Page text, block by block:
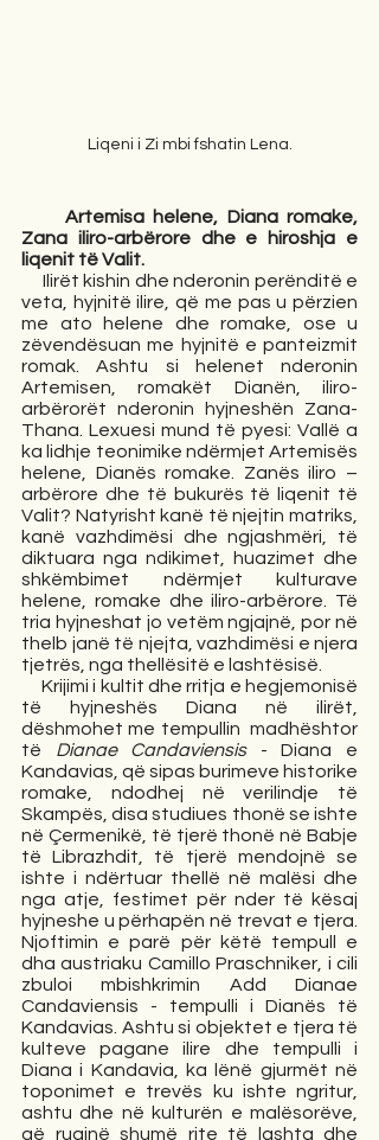
Liqeni i Zi mbi fshatin Lena.
  Artemisa helene, Diana romake,
Zana iliro-arbërore dhe e hiroshja e
liqenit të Valit.
veta, hyjnitë ilire, që me pas u përzien
me ato helene dhe romake, ose u
zëvendësuan me hyjnitë e panteizmit
romak. Ashtu si helenet nderonin
Artemisen, romakët Dianën, iliro-
arbërorët nderonin hyjneshën Zana-
Thana. Lexuesi mund të pyesi: Vallë a
ka lidhje teonimike ndërmjet Artemisës
helene, Dianës romake. Zanës iliro –
arbërore dhe të bukurës të liqenit të
Valit? Natyrisht kanë të njejtin matriks,
kanë vazhdimësi dhe ngjashmëri, të
diktuara nga ndikimet, huazimet dhe
shkëmbimet ndërmjet kulturave
helene, romake dhe iliro-arbërore. Të
tria hyjneshat jo vetëm ngjajnë, por në
thelb janë të njejta, vazhdimësi e njera
tjetrës, nga thellësitë e lashtësisë.
të hyjneshës Diana në ilirët,
dëshmohet me tempullin  madhështor
të Dianae Candaviensis - Diana e
Kandavias, që sipas burimeve historike
romake, ndodhej në verilindje të
Skampës, disa studiues thonë se ishte
në Çermenikë, të tjerë thonë në Babje
të Librazhdit, të tjerë mendojnë se
ishte i ndërtuar thellë në malësi dhe
nga atje, festimet për nder të kësaj
hyjneshe u përhapën në trevat e tjera.
Njoftimin e parë për këtë tempull e
dha austriaku Camillo Praschniker, i cili
zbuloi mbishkrimin Add Dianae
Candaviensis - tempulli i Dianës të
Kandavias. Ashtu si objektet e tjera të
kulteve pagane ilire dhe tempulli i
Diana i Kandavia, ka lënë gjurmët në
toponimet e trevës ku ishte ngritur,
ashtu dhe në kulturën e malësorëve,
që ruajnë shumë rite të lashta dhe